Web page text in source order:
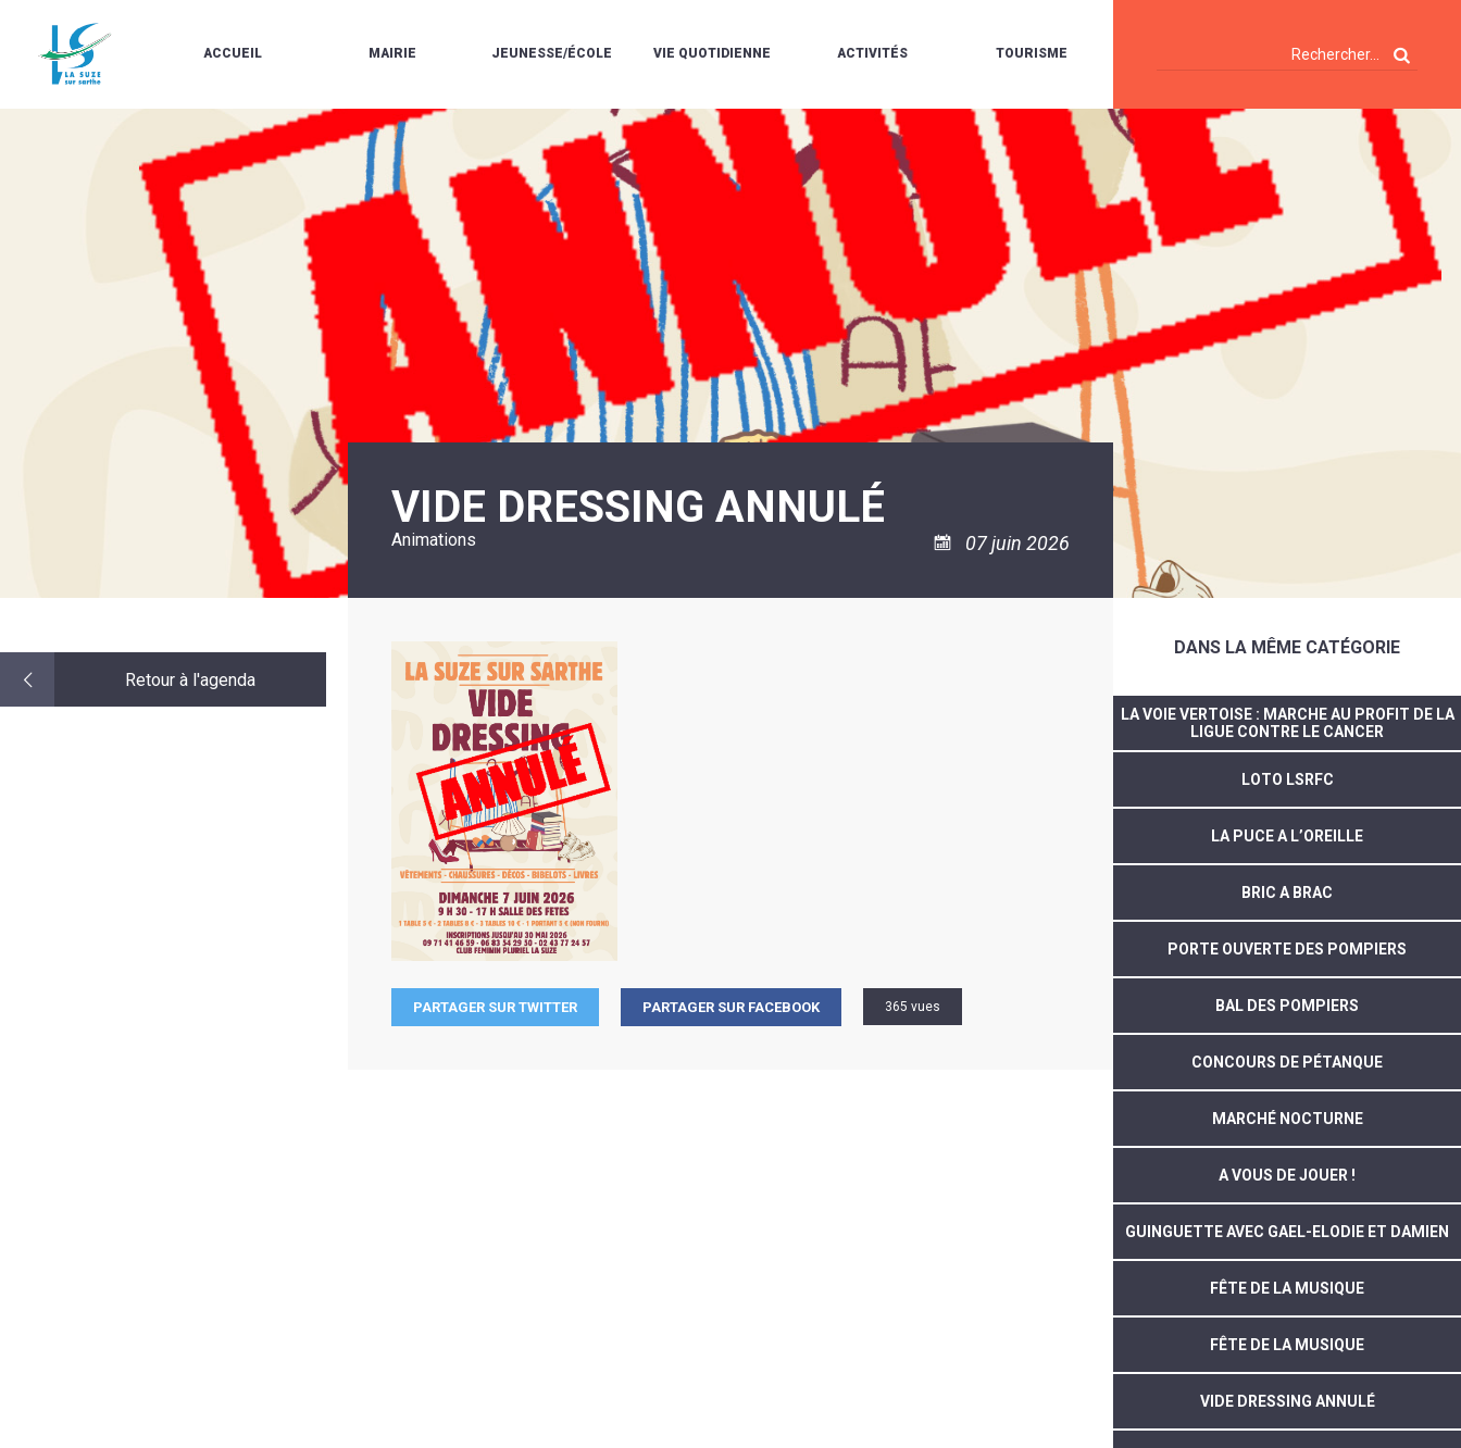
ACCUEIL
MARCHÉ
À
PROPOS
DE
SUZE
BULLETINS
EN
LIGNE
AGENDA
SUZE
DÉBUT
20ÈME
MAIRIE
ÉLUS
CONTACTS
HORAIRES
URBANISME/PLU
PASSEPORTS
RÉUNIONS
DU
MUNICIPAL
ARRÊTÉS
ET
DÉCISIONS
DU
MAIRE
LA
MINORITÉ
JEUNESSE/ÉCOLE
LE
PÉRISCOLAIRE
MERCREDIS
RÉCRÉATIFS
SCOLAIRE
LES
ÉCOLES
/
LE
COLLÈGE
ESPACE
JEUNES
-
ASSOCIATION
LA
VIE QUOTIDIENNE
ESPACE
RÈGLES
DE
VIE
ENVIRONNEMENT
L'EAU
ET
L'ASSAINISSEMENT
LA
RÉSIDENCE
AUTONOMIE
LE
CCAS
LA
RISQUES
ACTIVITÉS
LA
MÉDIATHÈQUE
L'ÉCOLE
COMMUNAUTAIRE
DE
MUSIQUE
L'ÉCOLE
COMMUNAUTAIRE
DANSE
PISCINE
COMMUNAUTAIRE
ASSOCIATIONS
TOURISME
LA
VOIE
VERTE
VISITES
DÉCOUVERTES
RANDONNÉES
CAMPING
POUR
CAMPING-
CARAVANES
LA
HALTE
FLUVIALE
Retour à l'agenda
VIDE DRESSING ANNULÉ
Animations 07 juin 2026
PARTAGER SUR TWITTER PARTAGER SUR FACEBOOK 365 vues
DANS LA MÊME CATÉGORIE
LA VOIE VERTOISE : MARCHE AU PROFIT DE LA
LIGUE CONTRE LE CANCER
LOTO LSRFC
LA PUCE A L’OREILLE
BRIC A BRAC
PORTE OUVERTE DES POMPIERS
BAL DES POMPIERS
CONCOURS DE PÉTANQUE
MARCHÉ NOCTURNE
A VOUS DE JOUER !
GUINGUETTE AVEC GAEL-ELODIE ET DAMIEN
FÊTE DE LA MUSIQUE
FÊTE DE LA MUSIQUE
VIDE DRESSING ANNULÉ